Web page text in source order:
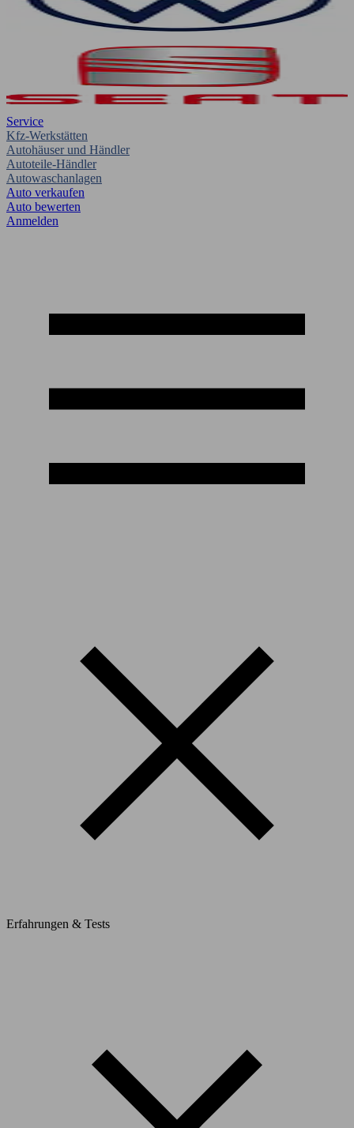
Service
Kfz-Werkstätten
Autohäuser und Händler
Autoteile-Händler
Autowaschanlagen
Auto verkaufen
Auto bewerten
Anmelden
Erfahrungen & Tests